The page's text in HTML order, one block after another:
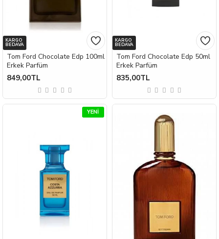
KARGO
BEDAVA
Tom Ford Chocolate Edp 100ml
Erkek Parfüm
849,00TL
KARGO
BEDAVA
Tom Ford Chocolate Edp 50ml
Erkek Parfüm
835,00TL
YENI